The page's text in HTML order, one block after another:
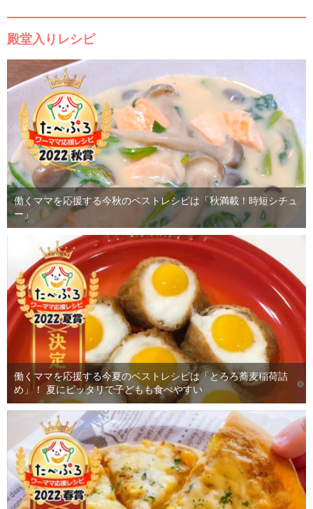
殿堂入りレシピ
働くママを応援する今秋のベストレシピは「秋満載！時短シチュ
ー」
働くママを応援する今夏のベストレシピは「とろろ蕎麦稲荷詰
め」！ 夏にピッタリで子どもも食べやすい